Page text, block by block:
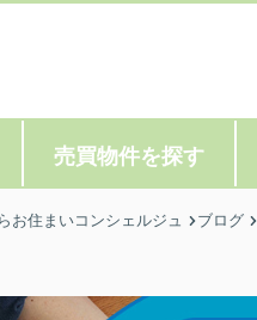
売買物件を探す
お住まいコンシェルジュ ブログ